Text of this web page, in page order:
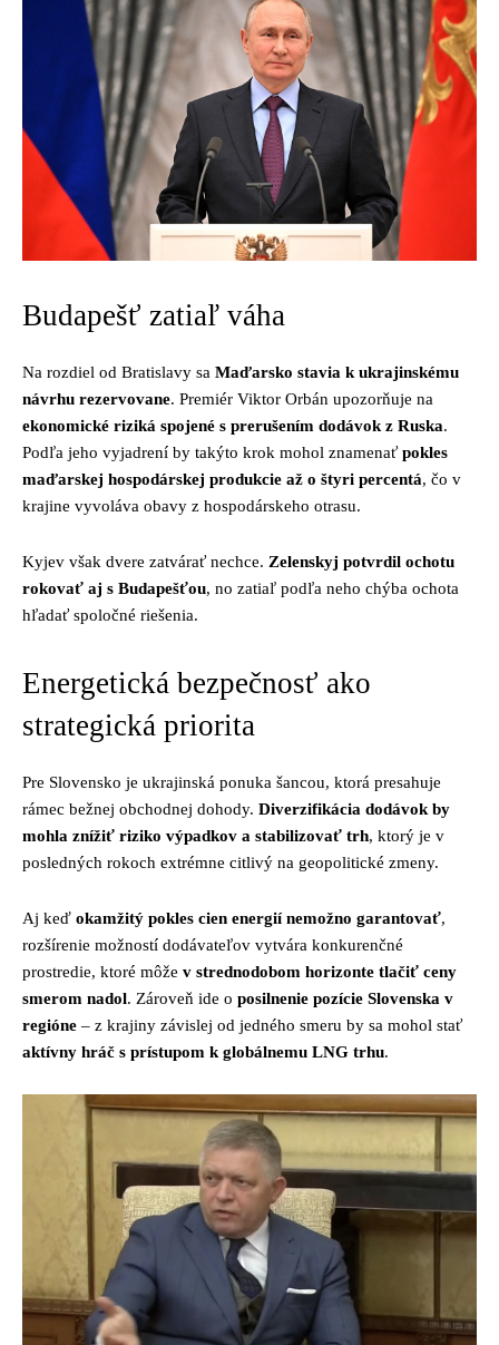
Budapešť zatiaľ váha
Na rozdiel od Bratislavy sa Maďarsko stavia k ukrajinskému
návrhu rezervovane. Premiér Viktor Orbán upozorňuje na
ekonomické riziká spojené s prerušením dodávok z Ruska.
Podľa jeho vyjadrení by takýto krok mohol znamenať pokles
maďarskej hospodárskej produkcie až o štyri percentá, čo v
krajine vyvoláva obavy z hospodárskeho otrasu.
Kyjev však dvere zatvárať nechce. Zelenskyj potvrdil ochotu
rokovať aj s Budapešťou, no zatiaľ podľa neho chýba ochota
hľadať spoločné riešenia.
Energetická bezpečnosť ako
strategická priorita
Pre Slovensko je ukrajinská ponuka šancou, ktorá presahuje
rámec bežnej obchodnej dohody. Diverzifikácia dodávok by
mohla znížiť riziko výpadkov a stabilizovať trh, ktorý je v
posledných rokoch extrémne citlivý na geopolitické zmeny.
Aj keď okamžitý pokles cien energií nemožno garantovať,
rozšírenie možností dodávateľov vytvára konkurenčné
prostredie, ktoré môže v strednodobom horizonte tlačiť ceny
smerom nadol. Zároveň ide o posilnenie pozície Slovenska v
regióne – z krajiny závislej od jedného smeru by sa mohol stať
aktívny hráč s prístupom k globálnemu LNG trhu.